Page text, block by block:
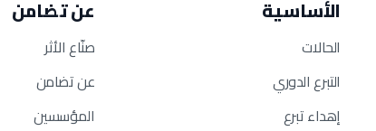
الأساسية
الحالات
التبرع الدوري
إهداء تبرع
عن تضامن
صنّاع الأثر
عن تضامن
المؤسسين